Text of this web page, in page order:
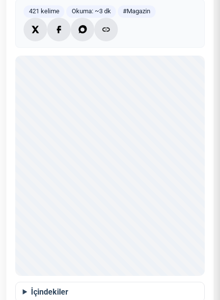
421 kelime Okuma: ~3 dk #Magazin
İçindekiler